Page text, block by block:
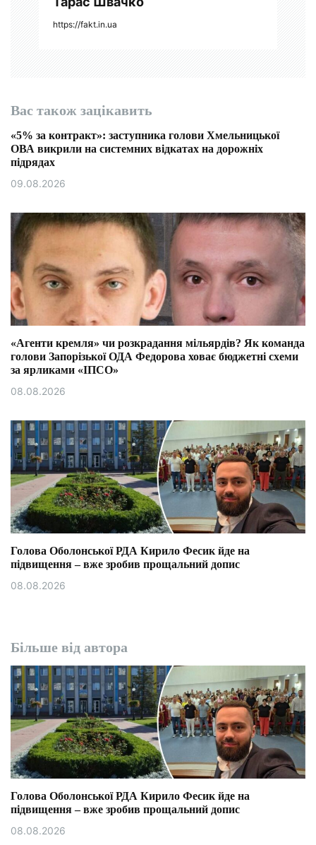
https://fakt.in.ua
Вас також зацікавить
«5% за контракт»: заступника голови Хмельницької
ОВА викрили на системних відкатах на дорожніх
підрядах
09.08.2026
«Агенти кремля» чи розкрадання мільярдів? Як команда
голови Запорізької ОДА Федорова ховає бюджетні схеми
за ярликами «ІПСО»
08.08.2026
Голова Оболонської РДА Кирило Фесик йде на
підвищення – вже зробив прощальний допис
08.08.2026
Більше від автора
Голова Оболонської РДА Кирило Фесик йде на
підвищення – вже зробив прощальний допис
08.08.2026